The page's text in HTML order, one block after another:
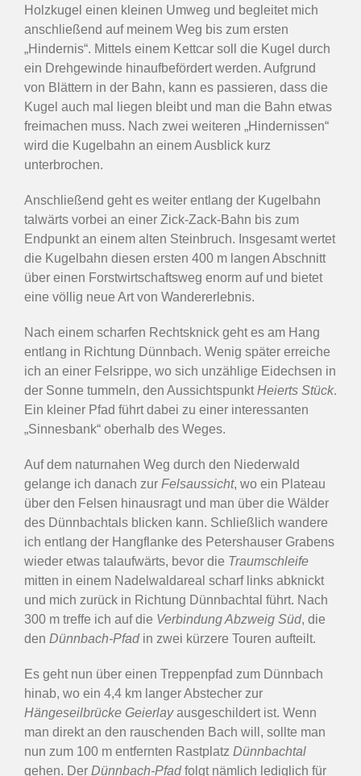
Holzkugel einen kleinen Umweg und begleitet mich
anschließend auf meinem Weg bis zum ersten
„Hindernis“. Mittels einem Kettcar soll die Kugel durch
ein Drehgewinde hinaufbefördert werden. Aufgrund
von Blättern in der Bahn, kann es passieren, dass die
Kugel auch mal liegen bleibt und man die Bahn etwas
freimachen muss. Nach zwei weiteren „Hindernissen“
wird die Kugelbahn an einem Ausblick kurz
unterbrochen.
Anschließend geht es weiter entlang der Kugelbahn
talwärts vorbei an einer Zick-Zack-Bahn bis zum
Endpunkt an einem alten Steinbruch. Insgesamt wertet
die Kugelbahn diesen ersten 400 m langen Abschnitt
über einen Forstwirtschaftsweg enorm auf und bietet
eine völlig neue Art von Wandererlebnis.
Nach einem scharfen Rechtsknick geht es am Hang
entlang in Richtung Dünnbach. Wenig später erreiche
ich an einer Felsrippe, wo sich unzählige Eidechsen in
der Sonne tummeln, den AussichtspunktHeierts Stück.
Ein kleiner Pfad führt dabei zu einer interessanten
„Sinnesbank“ oberhalb des Weges.
Auf dem naturnahen Weg durch den Niederwald
gelange ich danach zur Felsaussicht, wo ein Plateau
über den Felsen hinausragt und man über die Wälder
des Dünnbachtals blicken kann. Schließlich wandere
ich entlang der Hangflanke des Petershauser Grabens
wieder etwas talaufwärts, bevor die Traumschleife
mitten in einem Nadelwaldareal scharf links abknickt
und mich zurück in Richtung Dünnbachtal führt. Nach
300 m treffe ich auf die Verbindung Abzweig Süd, die
den Dünnbach-Pfadin zwei kürzere Touren aufteilt.
Es geht nun über einen Treppenpfad zum Dünnbach
hinab, wo ein 4,4 km langer Abstecher zur
Hängeseilbrücke Geierlayausgeschildert ist. Wenn
man direkt an den rauschenden Bach will, sollte man
nun zum 100 m entfernten Rastplatz Dünnbachtal
gehen. Der Dünnbach-Pfadfolgt nämlich lediglich für